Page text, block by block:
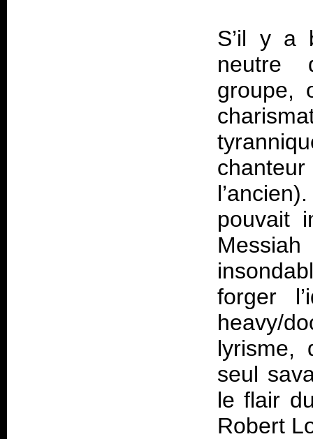
S’il y a
neutre
groupe,
pouvait
forger
heavy/
lyrisme,
seul
le flair
Robert